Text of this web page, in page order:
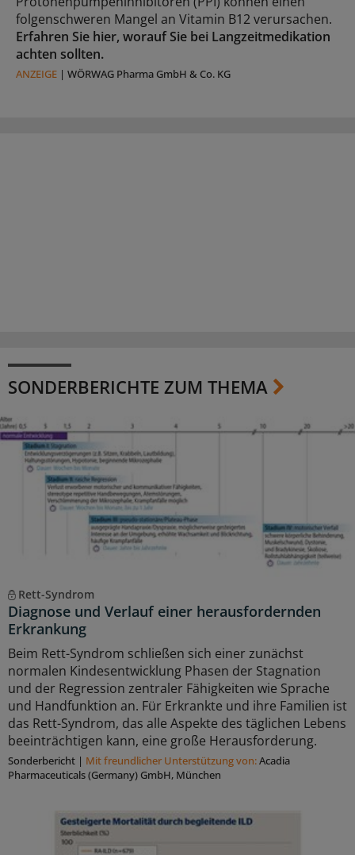
folgenschweren Mangel an Vitamin B12 verursachen.
Erfahren Sie hier, worauf Sie bei Langzeitmedikation
achten sollten.
ANZEIGE | WÖRWAG Pharma GmbH & Co. KG
SONDERBERICHTE ZUM THEMA
Rett-Syndrom
Diagnose und Verlauf einer herausfordernden
Erkrankung
Beim Rett-Syndrom schließen sich einer zunächst
normalen Kindesentwicklung Phasen der Stagnation
und der Regression zentraler Fähigkeiten wie Sprache
und Handfunktion an. Für Erkrankte und ihre Familien ist
das Rett-Syndrom, das alle Aspekte des täglichen Lebens
beeinträchtigen kann, eine große Herausforderung.
Sonderbericht | Mit freundlicher Unterstützung von:Acadia
Pharmaceuticals (Germany) GmbH, München